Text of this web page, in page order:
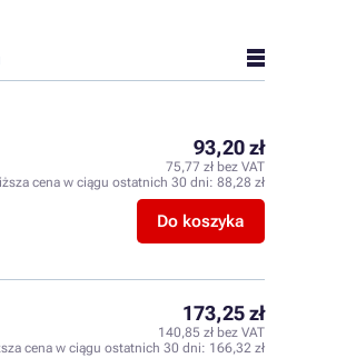
93,20 zł
75,77 zł bez VAT
cena w ciągu ostatnich 30 dni: 88,28 zł
Do koszyka
173,25 zł
140,85 zł bez VAT
cena w ciągu ostatnich 30 dni: 166,32 zł